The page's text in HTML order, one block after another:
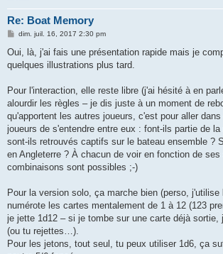
Re: Boat Memory
M
s
a
dim. juil. 16, 2017 2:30 pm
Oui, là, j'ai fais une présentation rapide mais je
quelques illustrations plus tard.
Pour l'interaction, elle reste libre (j'ai hésité à en
alourdir les règles – je dis juste à un moment de
qu'apportent les autres joueurs, c'est pour aller
joueurs de s'entendre entre eux : font-ils partie de
sont-ils retrouvés captifs sur le bateau ensemble ?
en Angleterre ? À chacun de voir en fonction de
combinaisons sont possibles ;-)
Pour la version solo, ça marche bien (perso,
numérote les cartes mentalement de 1 à 12 (123
je jette 1d12 – si je tombe sur une carte déjà sortie,
(ou tu rejettes…).
Pour les jetons, tout seul, tu peux utiliser 1d6, ça